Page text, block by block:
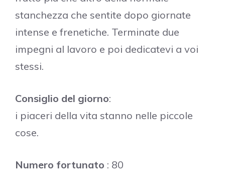
stanchezza che sentite dopo giornate
intense e frenetiche. Terminate due
impegni al lavoro e poi dedicatevi a voi
stessi.
Consiglio del giorno:
i piaceri della vita stanno nelle piccole
cose.
Numero fortunato : 80